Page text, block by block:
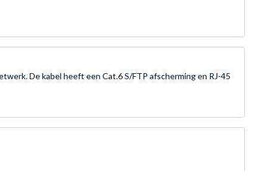
De kabel heeft een Cat.6 S/FTP afscherming en RJ-45